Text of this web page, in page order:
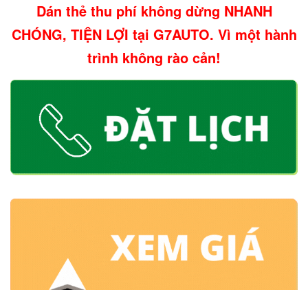
Dán thẻ thu phí không dừng NHANH
CHÓNG, TIỆN LỢI tại G7AUTO. Vì một hành
trình không rào cản!